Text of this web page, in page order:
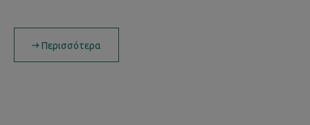
Περισσότερα